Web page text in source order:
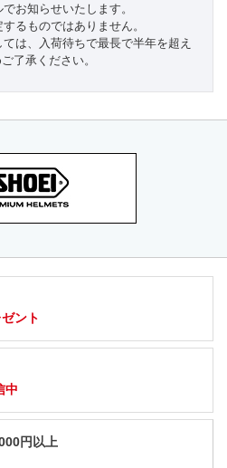
お知らせいたします。
るものではありません。
は、入荷待ちで最長で半年を超え
了承ください。
ント
中
円以上